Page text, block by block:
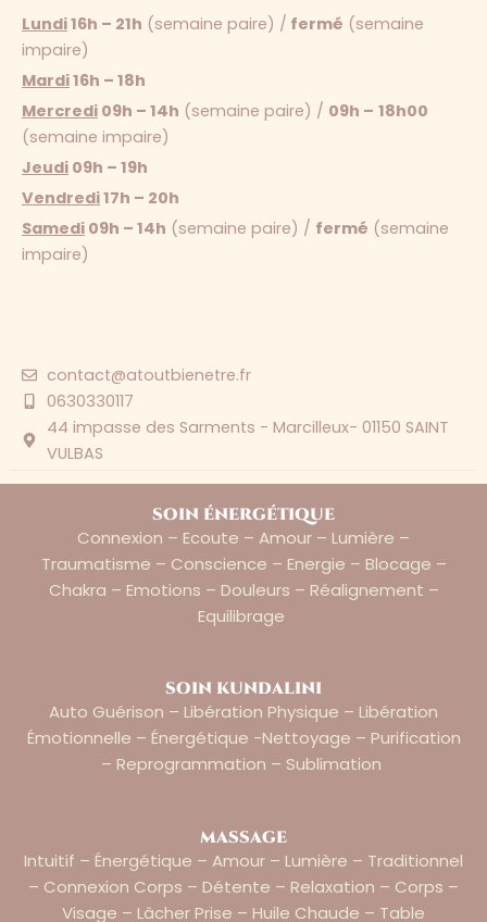
Lundi16h – 21h (semaine paire) / fermé (semaine
impaire)
Mardi16h – 18h
Mercredi 09h – 14h (semaine paire) / 09h – 18h00
(semaine impaire)
Jeudi 09h – 19h
Vendredi17h – 20h
Samedi 09h – 14h (semaine paire) / fermé (semaine
impaire)
contact@atoutbienetre.fr
0630330117
44 impasse des Sarments - Marcilleux- 01150 SAINT
VULBAS
soin énergétique
Connexion – Ecoute – Amour – Lumière –
Traumatisme – Conscience – Energie – Blocage –
Chakra – Emotions – Douleurs – Réalignement –
Equilibrage
soin kundalini
Auto Guérison – Libération Physique – Libération
Émotionnelle – Énergétique -nettoyage – Purification
– Reprogrammation – Sublimation
massage
Intuitif – Énergétique – Amour – Lumière – Traditionnel
– Connexion Corps – Détente – Relaxation – Corps –
Visage – Lâcher Prise – Huile Chaude – Table